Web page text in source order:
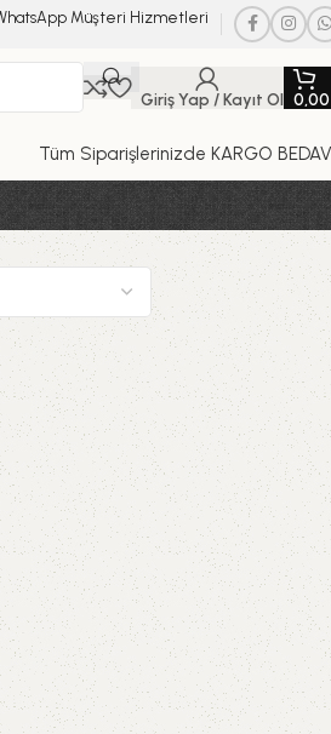
Müşteri Hizmetleri
Giriş Yap / Kayıt Ol
Tüm Siparişlerinizde KARGO